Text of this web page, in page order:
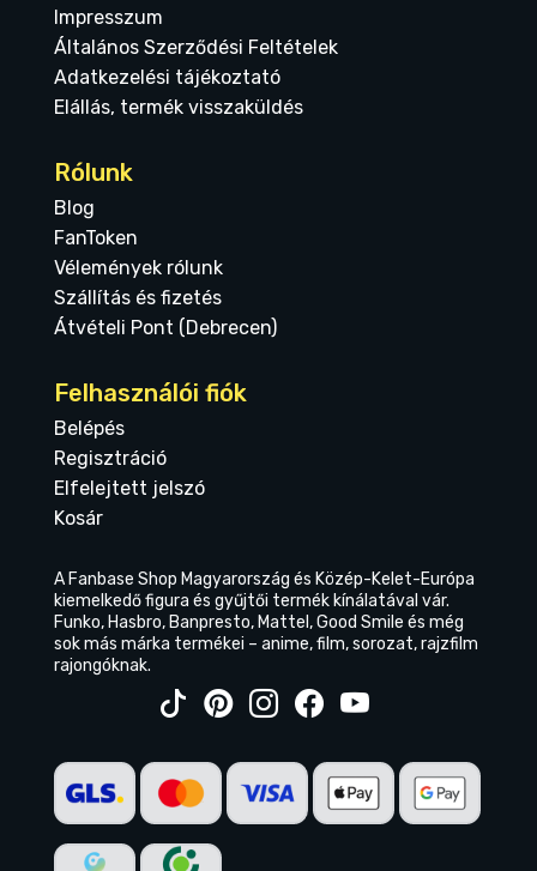
Impresszum
Általános Szerződési Feltételek
Adatkezelési tájékoztató
Elállás, termék visszaküldés
Rólunk
Blog
FanToken
Vélemények rólunk
Szállítás és fizetés
Átvételi Pont (Debrecen)
Felhasználói fiók
Belépés
Regisztráció
Elfelejtett jelszó
Kosár
A Fanbase Shop Magyarország és Közép-Kelet-Európa
kiemelkedő figura és gyűjtői termék kínálatával vár.
Funko, Hasbro, Banpresto, Mattel, Good Smile és még
sok más márka termékei – anime, film, sorozat, rajzfilm
rajongóknak.